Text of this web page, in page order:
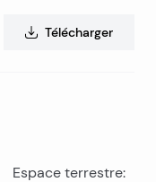
Télécharger
Espace terrestre: